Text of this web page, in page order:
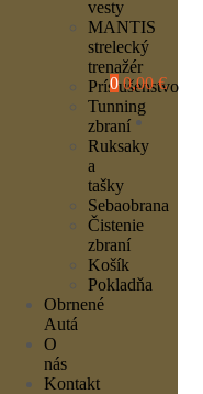
vesty
MANTIS
strelecký
trenažér
Príslušenstvo
Tunning
zbraní
Ruksaky
a
tašky
Sebaobrana
Čistenie
zbraní
Košík
Pokladňa
Obrnené
Autá
O
nás
Kontakt
0 0,00 €